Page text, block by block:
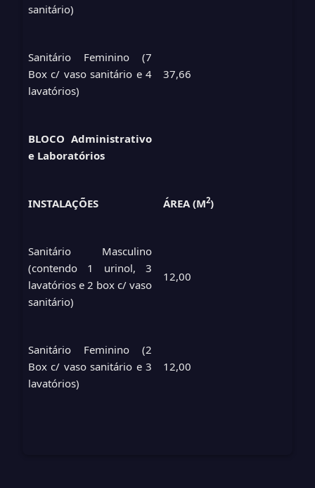
sanitário)
Sanitário Feminino (7
Box c/ vaso sanitário e 4
lavatórios)
37,66
BLOCO Administrativo
e Laboratórios
INSTALAÇÕES ÁREA (M2)
Sanitário Masculino
(contendo 1 urinol, 3
lavatórios e 2 box c/ vaso
sanitário)
12,00
Sanitário Feminino (2
Box c/ vaso sanitário e 3
lavatórios)
12,00